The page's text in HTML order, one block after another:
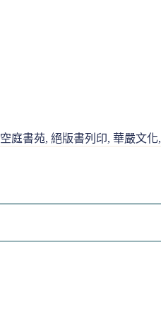
空庭書苑, 絕版書列印, 華嚴文化,